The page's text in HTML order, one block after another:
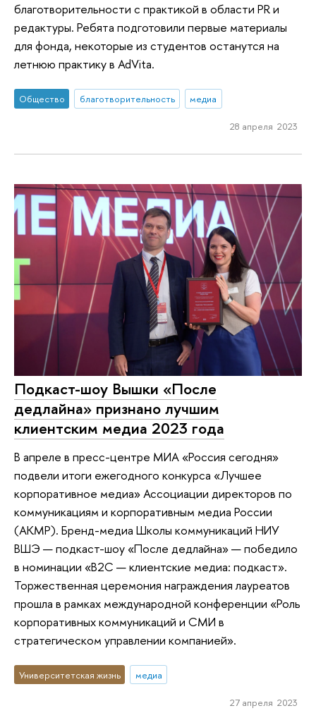
благотворительности с практикой в области PR и
редактуры. Ребята подготовили первые материалы
для фонда, некоторые из студентов останутся на
летнюю практику в AdVita.
Общество благотворительность медиа
28 апреля 2023
Подкаст-шоу Вышки «После
дедлайна» признано лучшим
клиентским медиа 2023 года
В апреле в пресс-центре МИА «Россия сегодня»
подвели итоги ежегодного конкурса «Лучшее
корпоративное медиа» Ассоциации директоров по
коммуникациям и корпоративным медиа России
(АКМР). Бренд-медиа Школы коммуникаций НИУ
ВШЭ — подкаст-шоу «После дедлайна» — победило
в номинации «B2C — клиентские медиа: подкаст».
Торжественная церемония награждения лауреатов
прошла в рамках международной конференции «Роль
корпоративных коммуникаций и СМИ в
стратегическом управлении компанией».
Университетская жизнь медиа
27 апреля 2023